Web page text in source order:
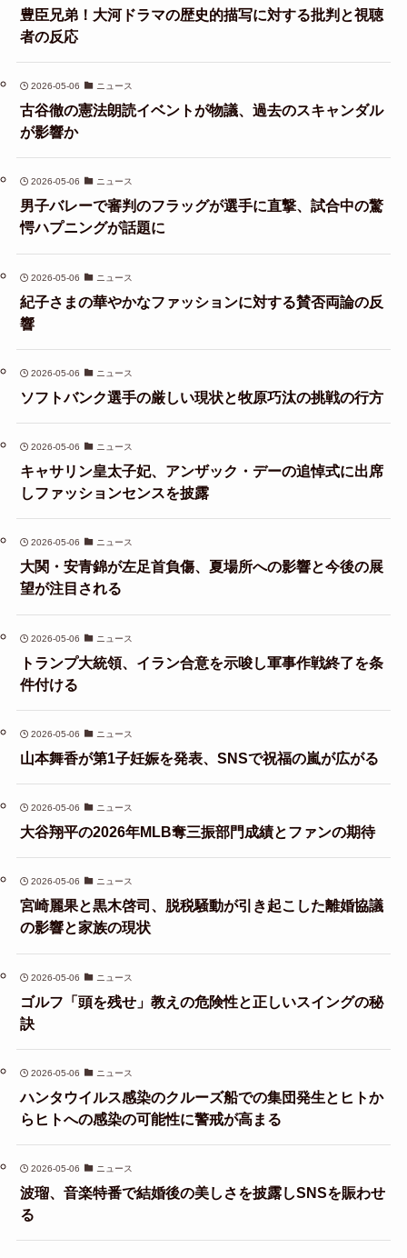
豊臣兄弟！大河ドラマの歴史的描写に対する批判と視聴
者の反応
2026-05-06 ニュース
古谷徹の憲法朗読イベントが物議、過去のスキャンダル
が影響か
2026-05-06 ニュース
男子バレーで審判のフラッグが選手に直撃、試合中の驚
愕ハプニングが話題に
2026-05-06 ニュース
紀子さまの華やかなファッションに対する賛否両論の反
響
2026-05-06 ニュース
ソフトバンク選手の厳しい現状と牧原巧汰の挑戦の行方
2026-05-06 ニュース
キャサリン皇太子妃、アンザック・デーの追悼式に出席
しファッションセンスを披露
2026-05-06 ニュース
大関・安青錦が左足首負傷、夏場所への影響と今後の展
望が注目される
2026-05-06 ニュース
トランプ大統領、イラン合意を示唆し軍事作戦終了を条
件付ける
2026-05-06 ニュース
山本舞香が第1子妊娠を発表、SNSで祝福の嵐が広がる
2026-05-06 ニュース
大谷翔平の2026年MLB奪三振部門成績とファンの期待
2026-05-06 ニュース
宮崎麗果と黒木啓司、脱税騒動が引き起こした離婚協議
の影響と家族の現状
2026-05-06 ニュース
ゴルフ「頭を残せ」教えの危険性と正しいスイングの秘
訣
2026-05-06 ニュース
ハンタウイルス感染のクルーズ船での集団発生とヒトか
らヒトへの感染の可能性に警戒が高まる
2026-05-06 ニュース
波瑠、音楽特番で結婚後の美しさを披露しSNSを賑わせ
る